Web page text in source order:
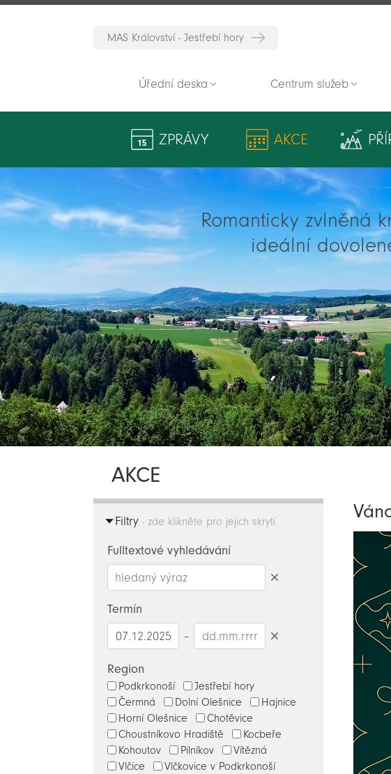
MAS Království - Jestřebí hory
Úřední deska Centrum služeb
ZPRÁVY AKCE
Romanticky zvlněná
ideální
AKCE
Filtry - zde klikněte pro jejich skrytí
Fulltextové vyhledávání
Termín
–
Region
Podkrkonoší
Jestřebí hory
Čermná
Dolní Olešnice
Hajnice
Horní Olešnice
Chotěvice
Choustníkovo Hradiště
Kocbeře
Kohoutov
Pilníkov
Vítězná
Vlčice
Vlčkovice v Podkrkonoší